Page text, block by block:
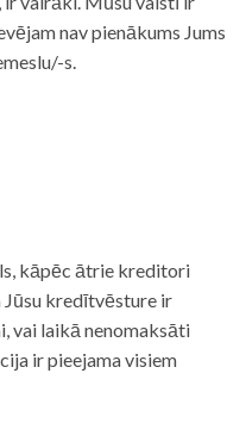
nav pienākums Jums
s.
kāpēc ātrie kreditori
Jūsu kredītvēsture ir
vai laikā nenomaksāti
ir pieejama visiem